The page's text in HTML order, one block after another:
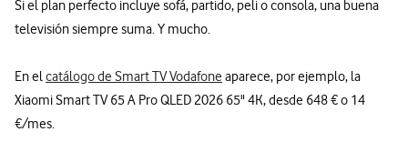
Si el plan perfecto incluye sofá, partido, peli o consola, una buena
televisión siempre suma. Y mucho.
En elcatálogo de Smart TV Vodafone aparece, por ejemplo, la
Xiaomi Smart TV 65 A Pro QLED 2026 65" 4K, desde 648 € o 14
€/mes.